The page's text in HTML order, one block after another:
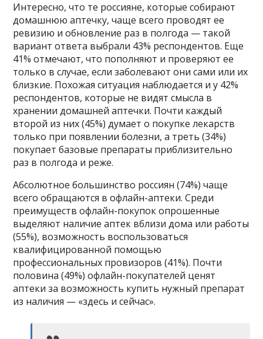
Интересно, что те россияне, которые собирают
домашнюю аптечку, чаще всего проводят ее
ревизию и обновление раз в полгода — такой
вариант ответа выбрали 43% респондентов. Еще
41% отмечают, что пополняют и проверяют ее
только в случае, если заболевают они сами или их
близкие. Похожая ситуация наблюдается и у 42%
респондентов, которые не видят смысла в
хранении домашней аптечки. Почти каждый
второй из них (45%) думает о покупке лекарств
только при появлении болезни, а треть (34%)
покупает базовые препараты приблизительно
раз в полгода и реже.
Абсолютное большинство россиян (74%) чаще
всего обращаются в офлайн-аптеки. Среди
преимуществ офлайн-покупок опрошенные
выделяют наличие аптек вблизи дома или работы
(55%), возможность воспользоваться
квалифицированной помощью
профессиональных провизоров (41%). Почти
половина (49%) офлайн-покупателей ценят
аптеки за возможность купить нужный препарат
из наличия — «здесь и сейчас».